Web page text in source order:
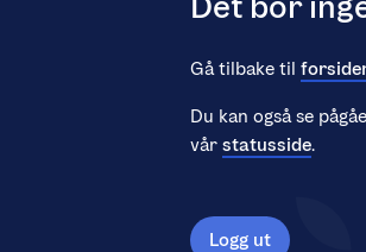
Gå tilbake til
Du kan også se
vår statusside.
Logg ut